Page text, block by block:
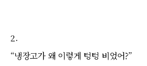
2.
“냉장고가 왜 이렇게 텅텅 비었어?”